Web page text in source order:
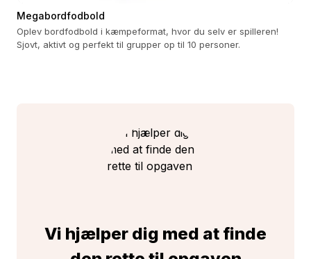
Megabordfodbold
Oplev bordfodbold i kæmpeformat, hvor du selv er spilleren!
Sjovt, aktivt og perfekt til grupper op til 10 personer.
Vi hjælper dig med at finde